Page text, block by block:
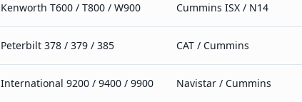
Kenworth T600 / T800 / W900 Cummins ISX / N14
Peterbilt 378 / 379 / 385 CAT / Cummins
International 9200 / 9400 / 9900 Navistar / Cummins